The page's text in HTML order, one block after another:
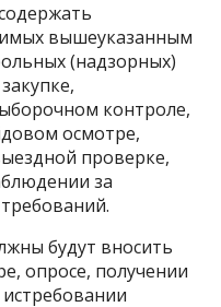
вышеуказанным
(надзорных)
контроле,
осмотре,
проверке,
за
будут вносить
опросе, получении